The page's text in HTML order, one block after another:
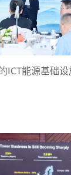
ICT能源基础